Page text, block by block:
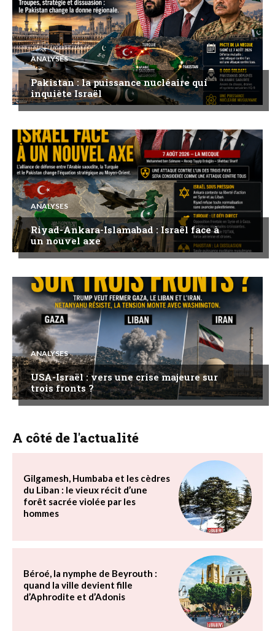
ANALYSES
Pakistan : la puissance nucléaire qui
inquiète Israël
ANALYSES
Riyad-Ankara-Islamabad : Israël face à
un nouvel axe
ANALYSES
USA-Israël : vers une crise majeure sur
trois fronts ?
A côté de l'actualité
Gilgamesh, Humbaba et les cèdres
du Liban : le vieux récit d’une
forêt sacrée violée par les
hommes
Béroé, la nymphe de Beyrouth :
quand la ville devient fille
d’Aphrodite et d’Adonis